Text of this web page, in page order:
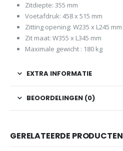
Zitdiepte: 355 mm
Voetafdruk: 458 x 515 mm
Zitting opening: W235 x L245 mm
Zit maat: W355 x L345 mm
Maximale gewicht : 180 kg
EXTRA INFORMATIE
BEOORDELINGEN (0)
GERELATEERDE PRODUCTEN